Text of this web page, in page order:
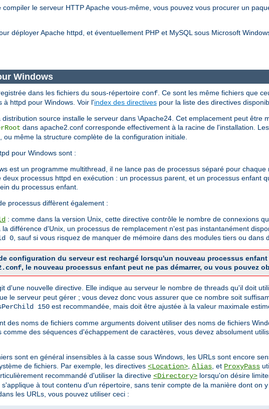
le serveur HTTP Apache vous-même, vous pouvez vous procurer un
déployer Apache httpd, et éventuellement PHP et MySQL sous Microsoft
Windows
dans les fichiers du sous-répertoire conf. Ce sont les même fichiers que
à httpd pour Windows. Voir l'index des directives pour la liste des directives
source installe le serveur dans \Apache24. Cet emplacement peut être
dans apache2.conf corresponde effectivement à la racine de l'installation.
ou même la structure complète de la configuration initiale.
pour Windows sont :
est un programme multithread, il ne lance pas de processus séparé pour
processus httpd en exécution : un processus parent, et un processus enfant
du processus enfant.
processus diffèrent également :
: comme dans la version Unix, cette directive contrôle le nombre de connexions
différence d'Unix, un processus de remplacement n'est pas instantanément
0, sauf si vous risquez de manquer de mémoire dans des modules tiers ou dans
configuration du serveur est rechargé lorsqu'un nouveau processus
, le nouveau processus enfant peut ne pas démarrer, ou vous pouvez
d'une nouvelle directive. Elle indique au serveur le nombre de threads qu'il doit
le serveur peut gérer ; vous devez donc vous assurer que ce nombre soit
150 est recommandée, mais doit être ajustée à la valeur maximale
des noms de fichiers comme arguments doivent utiliser des noms de fichiers
comme des séquences d'échappement de caractères, vous devez absolument
sont en général insensibles à la casse sous Windows, les URLs sont encore
de fichiers. Par exemple, les directives <Location>, Alias, et ProxyPass
recommandé d'utiliser la directive <Directory> lorsqu'on désire
à tout contenu d'un répertoire, sans tenir compte de la manière dont on
les URLs, vous pouvez utiliser ceci :